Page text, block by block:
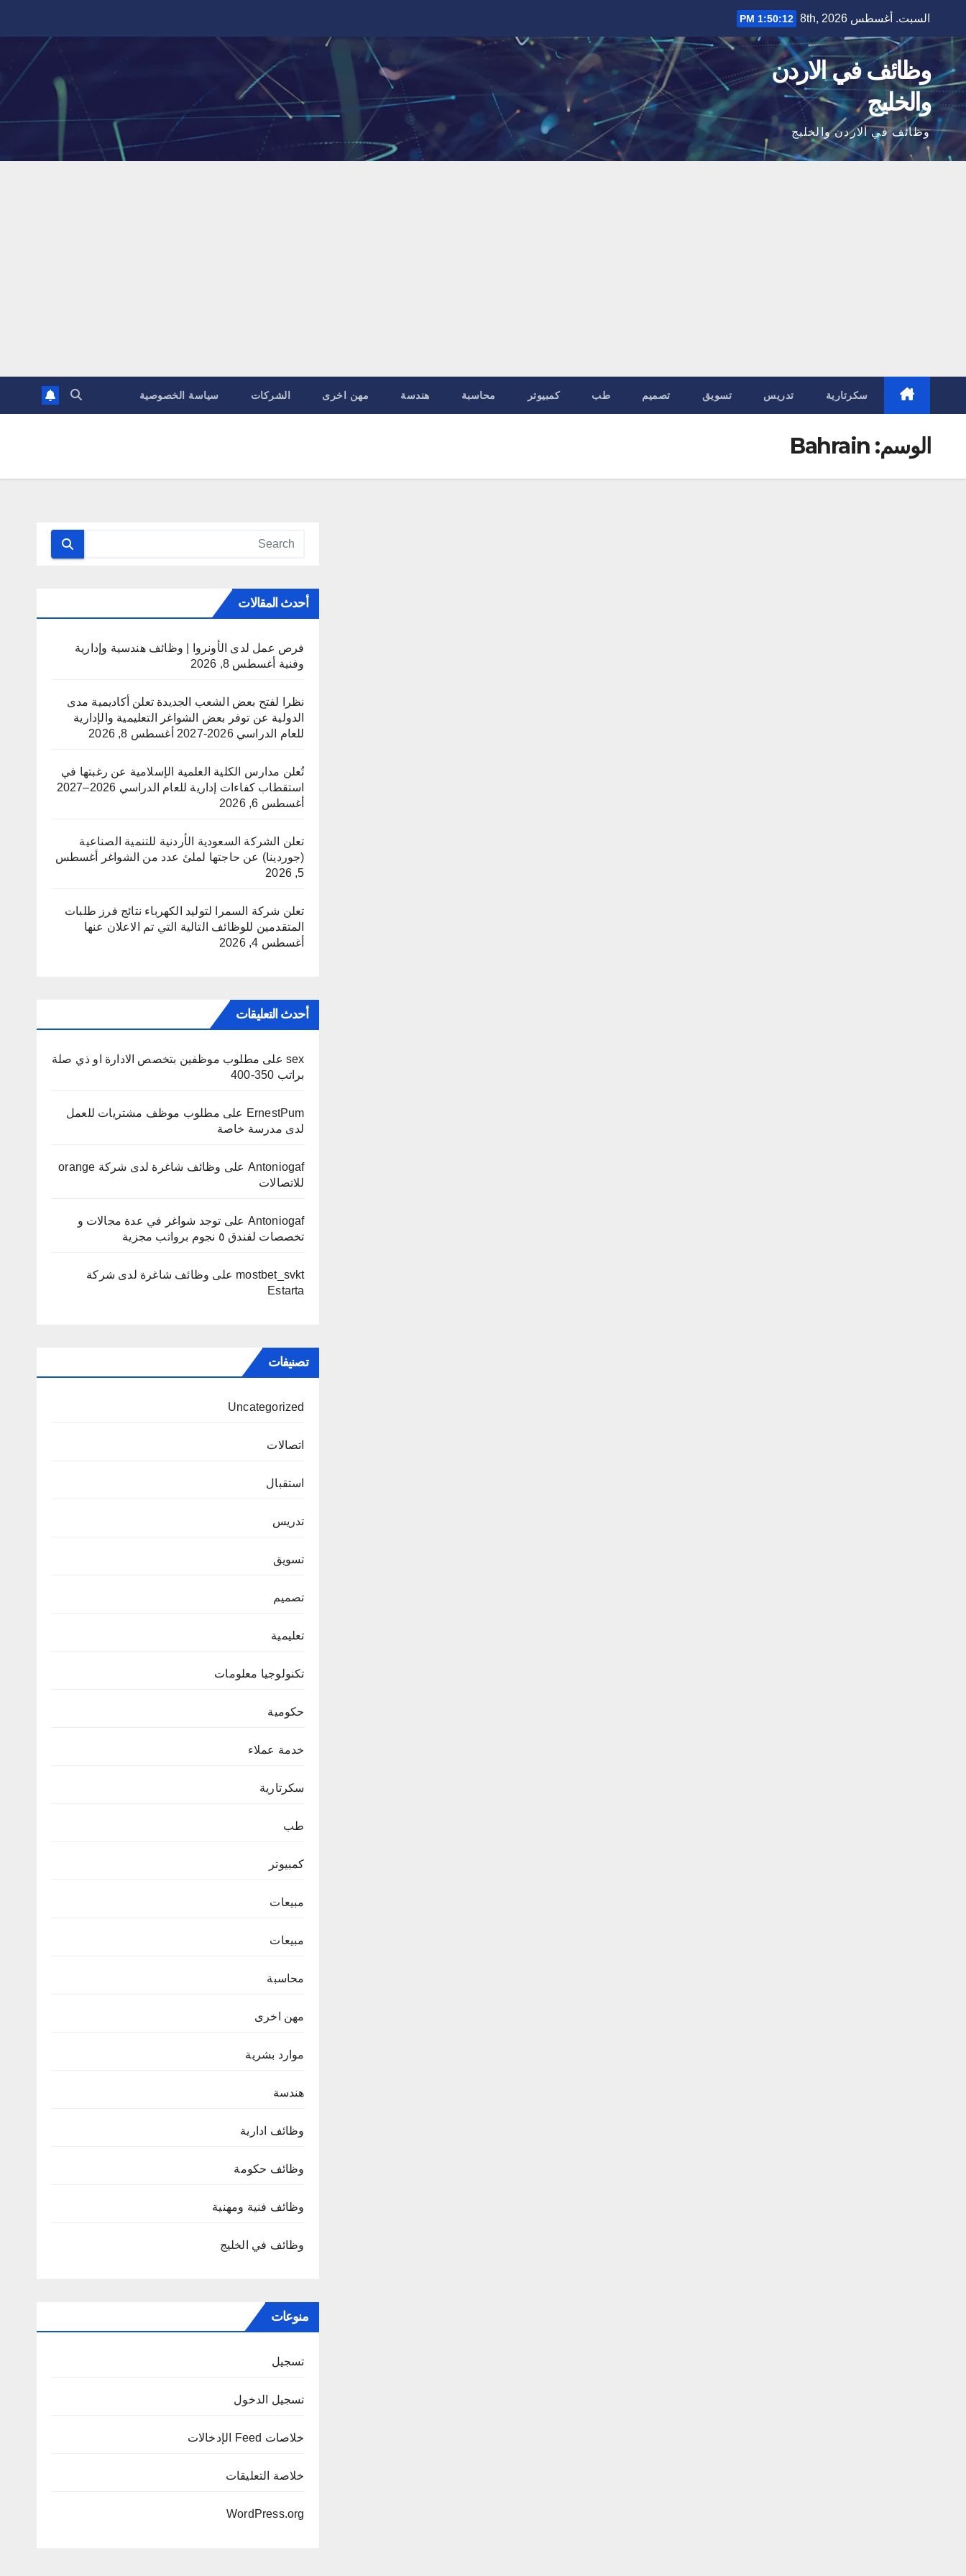
content
السبت. أغسطس 8th, 2026 1:50:13 PM
وظائف في الاردن
والخليج
وظائف في الاردن والخليج
سكرتارية تدريس تسويق تصميم طب كمبيوتر محاسبة هندسة مهن اخرى الشركات سياسة الخصوصية
الوسم: Bahrain
أحدث المقالات
فرص عمل لدى الأونروا | وظائف هندسية وإدارية
وفنية أغسطس 8, 2026
نظرا لفتح بعض الشعب الجديدة تعلن أكاديمية مدى
الدولية عن توفر بعض الشواغر التعليمية والإدارية
للعام الدراسي 2026-2027
أغسطس 8, 2026
تُعلن مدارس الكلية العلمية الإسلامية عن رغبتها في
استقطاب كفاءات إدارية للعام الدراسي 2026–2027
أغسطس 6, 2026
تعلن الشركة السعودية الأردنية للتنمية الصناعية
(جوردينا) عن حاجتها لملئ عدد من الشواغر
أغسطس
5, 2026
تعلن شركة السمرا لتوليد الكهرباء نتائج فرز طلبات
المتقدمين للوظائف التالية التي تم الاعلان عنها
أغسطس 4, 2026
أحدث التعليقات
sexعلى مطلوب موظفين بتخصص الادارة او ذي صلة
براتب 350-400
ErnestPum على مطلوب موظف مشتريات للعمل
لدى مدرسة خاصة
Antoniogaf على
وظائف شاغرة لدى شركة orange
للاتصالات
Antoniogaf على توجد شواغر في عدة مجالات و
تخصصات لفندق ٥ نجوم برواتب مجزية
mostbet_svkt على وظائف شاغرة لدى شركة
Estarta
تصنيفات
Uncategorized
اتصالات
استقبال
تدريس
تسويق
تصميم
تعليمية
تكنولوجيا معلومات
حكومية
خدمة عملاء
سكرتارية
طب
كمبيوتر
مبيعات
مبيعات
محاسبة
مهن اخرى
موارد بشرية
هندسة
وظائف ادارية
وظائف حكومة
وظائف فنية ومهنية
وظائف في الخليج
منوعات
تسجيل
تسجيل الدخول
خلاصات Feed الإدخالات
خلاصة التعليقات
WordPress.org